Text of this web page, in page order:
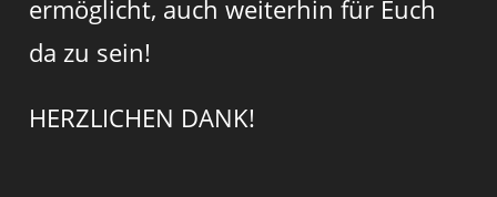
ermöglicht, auch weiterhin für Euch
da zu sein!
HERZLICHEN DANK!